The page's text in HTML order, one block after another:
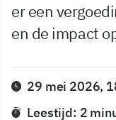
er een
en de impact
29 mei 2026,
Leestijd: 2